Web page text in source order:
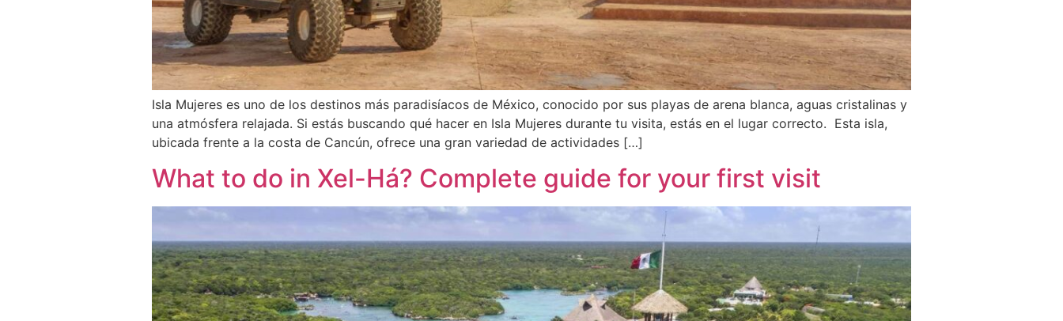
Isla Mujeres es uno de los destinos más paradisíacos de México, conocido por sus playas de arena blanca, aguas cristalinas y
una atmósfera relajada. Si estás buscando qué hacer en Isla Mujeres durante tu visita, estás en el lugar correcto. Esta isla,
ubicada frente a la costa de Cancún, ofrece una gran variedad de actividades […]
What to do in Xel-Há? Complete guide for your first visit